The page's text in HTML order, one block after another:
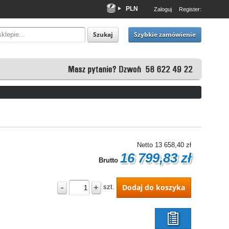
PLN
EUR
USD
Zaloguj Register:
Szukaj Szybkie zamówienie
Netto 13 658,40 zł
Brutto 16 799,83 zł
- + szt. Dodaj do koszyka